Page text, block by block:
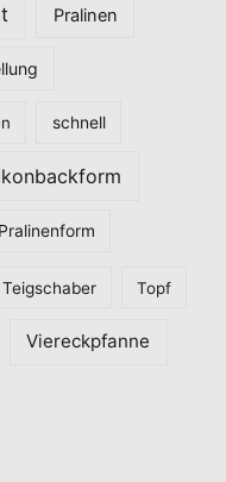
Pralinen
schnell
Teigschaber Topf
Viereckpfanne